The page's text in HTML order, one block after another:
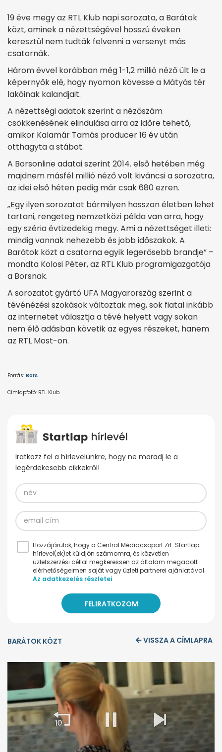
19 éve megy az RTL Klub napi sorozata, a Barátok
közt, aminek a nézettségével hosszú éveken
keresztül nem tudták felvenni a versenyt más
csatornák.
Három évvel korábban még 1-1,2 millió néző ült le a
képernyők elé, hogy nyomon kövesse a Mátyás tér
lakóinak kalandjait.
A nézettségi adatok szerint a nézőszám
csökkenésének elindulása arra az időre tehető,
amikor Kalamár Tamás producer 16 év után
otthagyta a stábot.
A Borsonline adatai szerint 2014. első hetében még
majdnem másfél millió néző volt kiváncsi a sorozatra,
az idei első héten pedig már csak 680 ezren.
„Egy ilyen sorozatot bármilyen hosszan életben lehet
tartani, rengeteg nemzetközi példa van arra, hogy
egy széria évtizedekig megy. Ami a nézettséget illeti:
mindig vannak nehezebb és jobb időszakok. A
Barátok közt a csatorna egyik legerősebb brandje” –
mondta Kolosi Péter, az RTL Klub programigazgatója
a Borsnak.
A sorozatot gyártó UFA Magyarország szerint a
tévénézési szokások változtak meg, sok fiatal inkább
az internetet választja a tévé helyett vagy sokan
nem élő adásban követik az egyes részeket, hanem
az RTL Most-on.
Forrás: Bors
Címlapfotó: RTL Klub
Iratkozz fel a hírlevelünkre, hogy ne maradj le a
legérdekesebb cikkekről!
Hozzájárulok, hogy a Central Médiacsoport Zrt. Startlap
hírlevel(ek)et küldjön számomra, és közvetlen
üzletszerzési céllal megkeressen az általam megadott
elérhetőségeimen saját vagy üzleti partnerei ajánlatával.
Az adatkezelés részletei
BARÁTOK KÖZT VISSZA A CÍMLAPRA